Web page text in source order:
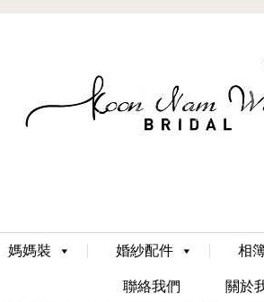
Skip
to
content
媽媽裝 婚紗配件 相
聯絡我們
關於